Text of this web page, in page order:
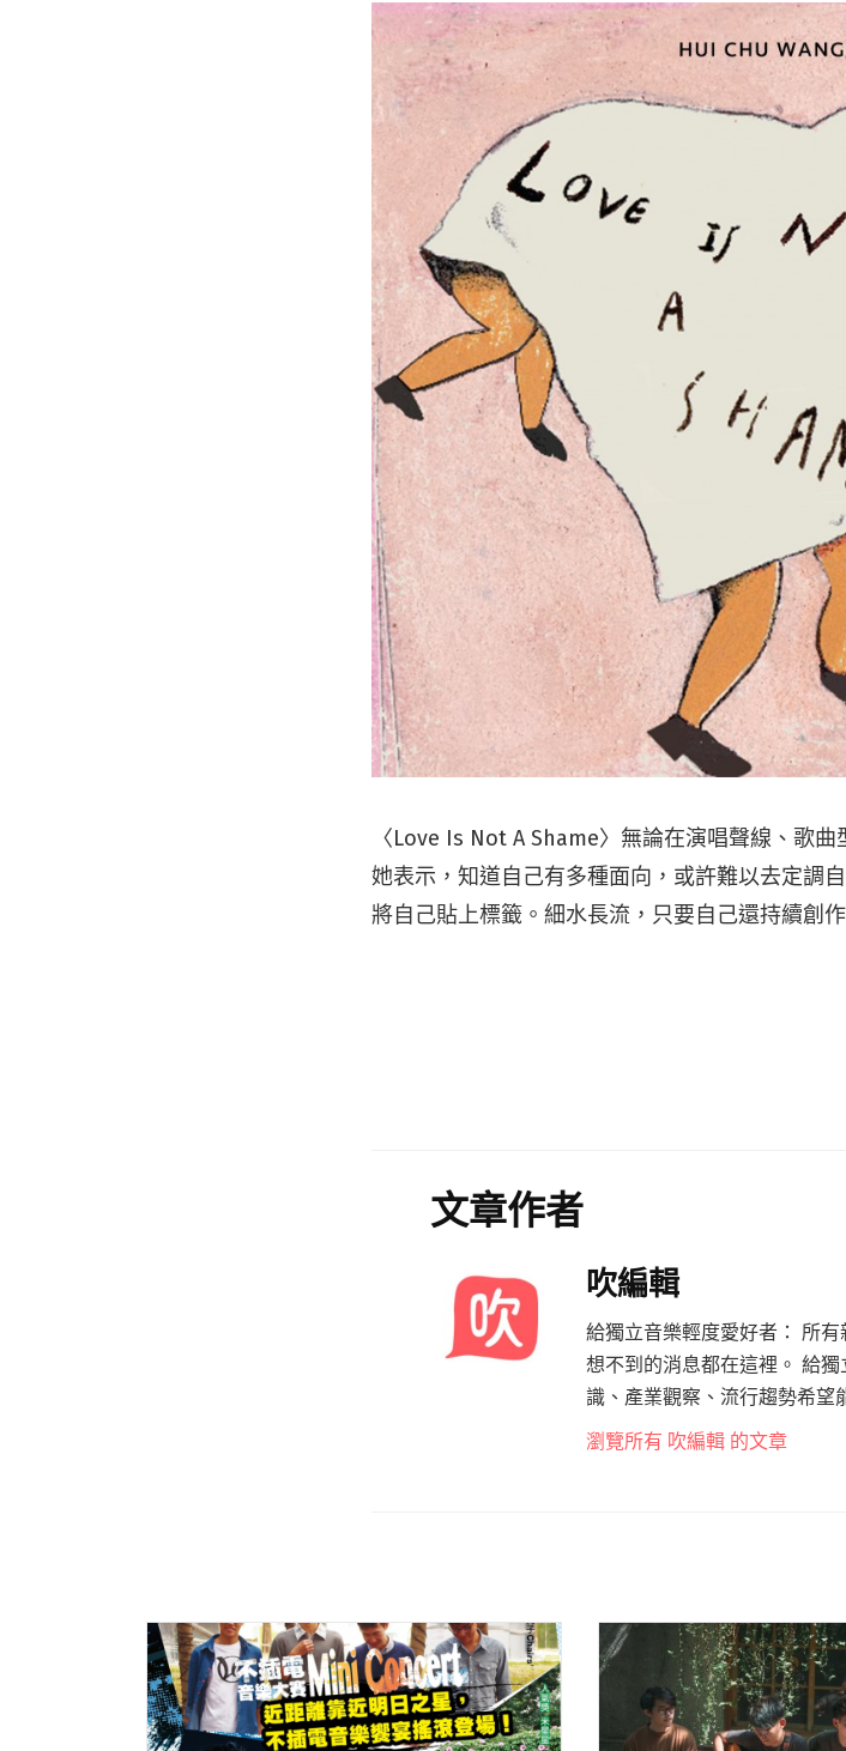
〈Love Is Not A Shame〉無論在演唱聲線、歌
她表示，知道自己有多種面向，或許難以去定調
將自己貼上標籤。細水長流，只要自己還持續創
文章作者
吹編輯
給獨立音樂輕度愛好者： 所
想不到的消息都在這裡。 給
識、產業觀察、流行趨勢希望
瀏覽所有 吹編輯 的文章